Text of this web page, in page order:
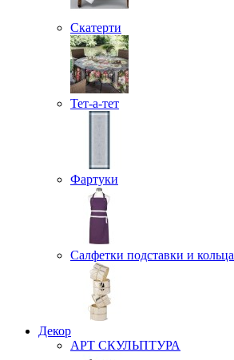
Скатерти
Тет-а-тет
Фартуки
Салфетки подставки и кольца
Декор
АРТ СКУЛЬПТУРА